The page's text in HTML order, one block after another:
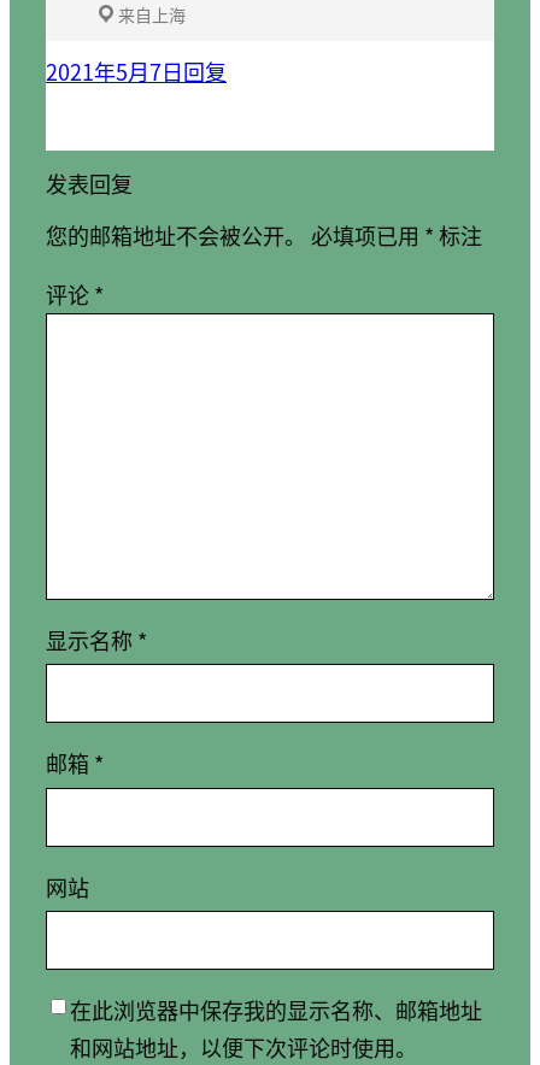
来自上海
2021年5月7日回复
发表回复
您的邮箱地址不会被公开。
必填项已用 *标注
评论*
显示名称 *
邮箱 *
网站
在此浏览器中保存我的显示名称、邮箱地址
和网站地址，以便下次评论时使用。